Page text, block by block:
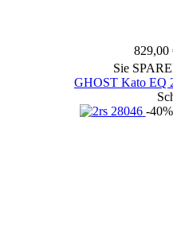
829,00
Sie
GHOST Kato EQ
-40%